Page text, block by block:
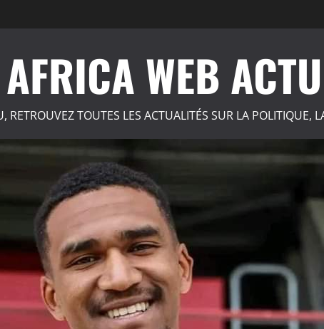
AFRICA WEB ACTU
RETROUVEZ TOUTES LES ACTUALITÉS SUR LA POLITIQUE,